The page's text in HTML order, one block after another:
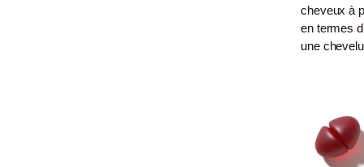
cheveux à
en termes
une